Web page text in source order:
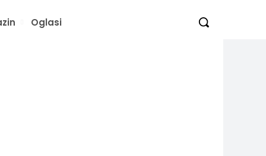
Oglasi